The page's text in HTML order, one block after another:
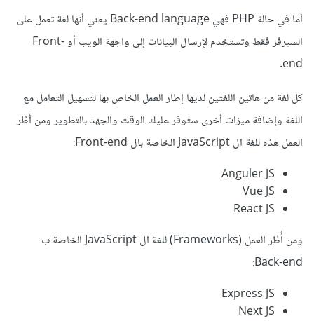
أما في حالة PHP فهي Back-end language يعني أنها لغة تعمل على
السيرفر فقط وتستخدم لإرسال البيانات إلى واجهة الويب أو Front-
end.
كل لغة من هاتين اللغتين لديها إطار العمل الخاص بها لتسهيل التعامل مع
اللغة وإضافة ميزات أخرى ستوفر عليك الوقت والجهد بالتطوير ومن أطُر
العمل هذه للغة ال JavaScript الخاصة بال Front-end:
Anguler JS
Vue JS
React JS
ومن أُطُر العمل (Frameworks) للغة ال JavaScript الخاصة ب
Back-end:
Express JS
Next JS